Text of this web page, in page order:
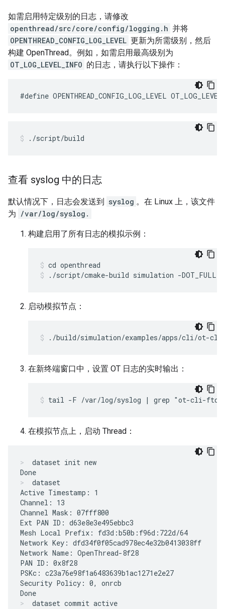
如需启用特定级别的日志，请修改
openthread/src/core/config/logging.h 并将
OPENTHREAD_CONFIG_LOG_LEVEL 更新为所需级别，然后
构建 OpenThread。例如，如需启用最高级别为
OT_LOG_LEVEL_INFO 的日志，请执行以下操作：
#define OPENTHREAD_CONFIG_LOG_LEVEL
./script/build
查看 syslog 中的日志
默认情况下，日志会发送到 syslog 。在 Linux 上，该文件
为 /var/log/syslog.
构建启用了所有日志的模拟示例：
cd openthread
./script/cmake-build simulation -
启动模拟节点：
./build/simulation/examples/apps/cli/ot-
在新终端窗口中，设置 OT 日志的实时输出：
tail -F /var/log/syslog | grep "ot-cli-ftd"
在模拟节点上，启动 Thread：
dataset init new
dataset
Active Timestamp: 1
Channel: 13
Channel Mask: 07fff800
Ext PAN ID: d63e8e3e495ebbc3
Mesh Local Prefix: fd3d:b50b:f96d:722d/64
Network Key: dfd34f0f05cad978ec4e32b0413038ff
Network Name: OpenThread-8f28
PAN ID: 0x8f28
PSKc: c23a76e98f1a6483639b1ac1271e2e27
Security Policy: 0, onrcb
dataset commit active